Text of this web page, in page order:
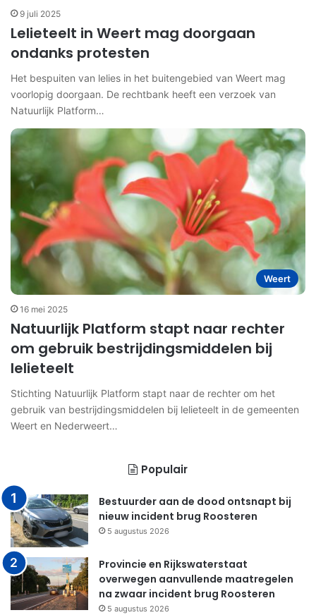
9 juli 2025
Lelieteelt in Weert mag doorgaan
ondanks protesten
Het bespuiten van lelies in het buitengebied van Weert mag
voorlopig doorgaan. De rechtbank heeft een verzoek van
Natuurlijk Platform…
Weert
16 mei 2025
Natuurlijk Platform stapt naar rechter
om gebruik bestrijdingsmiddelen bij
lelieteelt
Stichting Natuurlijk Platform stapt naar de rechter om het
gebruik van bestrijdingsmiddelen bij lelieteelt in de gemeenten
Weert en Nederweert…
Populair
Bestuurder aan de dood ontsnapt bij
nieuw incident brug Roosteren
5 augustus 2026
Provincie en Rijkswaterstaat
overwegen aanvullende maatregelen
na zwaar incident brug Roosteren
5 augustus 2026